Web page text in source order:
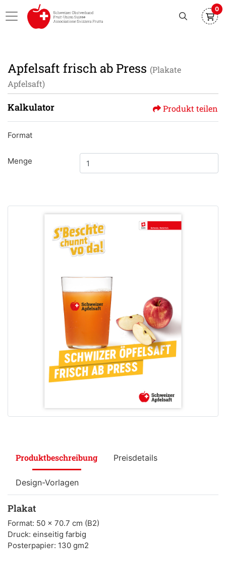
0
Apfelsaft frisch ab Press (Plakate
Apfelsaft)
Kalkulator Produkt teilen
Format
Menge
Produktbeschreibung Preisdetails
Design-Vorlagen
Plakat
Format: 50 x 70.7 cm (B2)
Druck: einseitig farbig
Posterpapier: 130 gm2